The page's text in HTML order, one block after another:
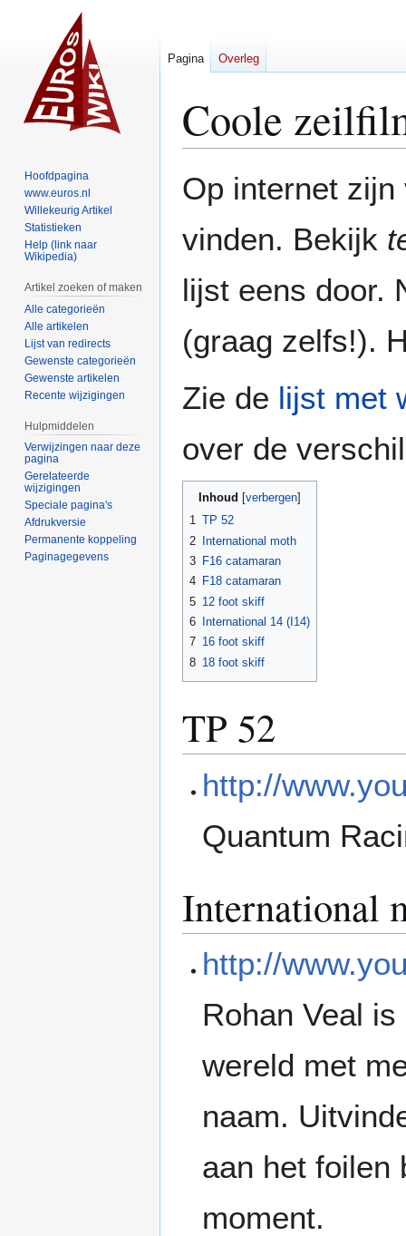
Coole
navigatie
zoeken
Op internet
vinden. Bekijk
lijst eens door.
(graag zelfs!).
Zie de lijst met
over de
Inhoud
1 TP 52
2
International moth
3 F16 catamaran
4 F18 catamaran
5 12 foot skiff
6
International 14 (I14)
7 16 foot skiff
8 18 foot skiff
TP 52
http://
Quantum
International
http://
Rohan Veal
wereld met
naam.
aan het foilen
moment.
Pagina Overleg
Hoofdpagina
www.euros.nl
Willekeurig Artikel
Statistieken
Help (link naar
Wikipedia)
Artikel zoeken of maken
Alle categorieën
Alle artikelen
Lijst van redirects
Gewenste categorieën
Gewenste artikelen
Recente wijzigingen
Hulpmiddelen
Verwijzingen naar deze
pagina
Gerelateerde
wijzigingen
Speciale pagina's
Afdrukversie
Permanente koppeling
Paginagegevens